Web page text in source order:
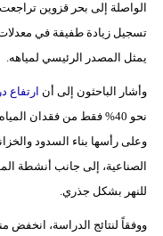
الواصلة إلى بحر قزوين
تسجيل زيادة طفيفة في
يمثل المصدر الرئيسي لمياهه.
وأشار الباحثون إلى أن ارتفاع
نحو 40% فقط من فقدان
وعلى رأسها بناء السدود
الصناعية، إلى جانب أنشطة
للنهر بشكل جذري.
ووفقاً لنتائج الدراسة،